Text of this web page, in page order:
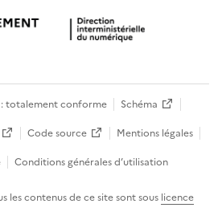
totalement conforme
Schéma
Code source
Mentions légales
Conditions générales d’utilisation
les contenus de ce site sont sous licence